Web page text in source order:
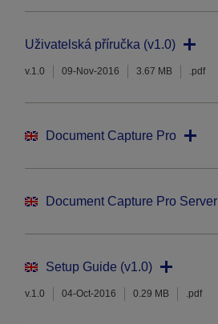
Uživatelská příručka (v1.0)
v.1.0 09-Nov-2016 3.67 MB .pdf
Document Capture Pro
Document Capture Pro Server
Setup Guide (v1.0)
v.1.0 04-Oct-2016 0.29 MB .pdf